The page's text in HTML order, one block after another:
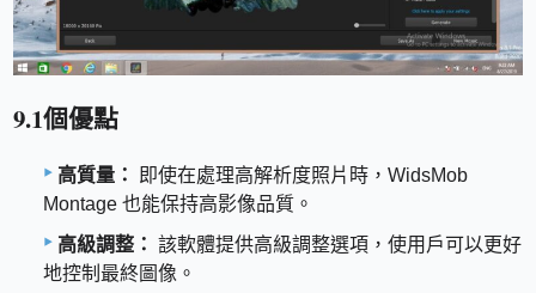
9.1個優點
高質量：
即使在處理高解析度照片時，WidsMob
Montage 也能保持高影像品質。
高級調整： 該軟體提供高級調整選項，使用戶可以更好
地控制最終圖像。